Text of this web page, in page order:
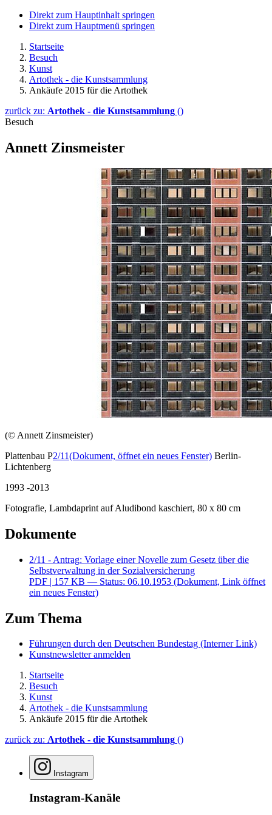
Direkt zum Hauptinhalt springen
Direkt zum Hauptmenü springen
Startseite
Besuch
Kunst
Artothek - die Kunstsammlung
Ankäufe 2015 für die Artothek
zurück zu: Artothek - die Kunstsammlung ()
Besuch
Annett Zinsmeister
(© Annett Zinsmeister)
Plattenbau P2/11(Dokument, öffnet ein neues Fenster) Berlin-
Lichtenberg
1993 -2013
Fotografie, Lambdaprint auf Aludibond kaschiert, 80 x 80 cm
Dokumente
2/11 - Antrag: Vorlage einer Novelle zum Gesetz über die
Selbstverwaltung in der Sozialversicherung
PDF | 157 KB — Status: 06.10.1953 (Dokument, Link öffnet
ein neues Fenster)
Zum Thema
Führungen durch den Deutschen Bundestag (Interner Link)
Kunstnewsletter anmelden
Startseite
Besuch
Kunst
Artothek - die Kunstsammlung
Ankäufe 2015 für die Artothek
zurück zu: Artothek - die Kunstsammlung ()
Instagram
Instagram-Kanäle